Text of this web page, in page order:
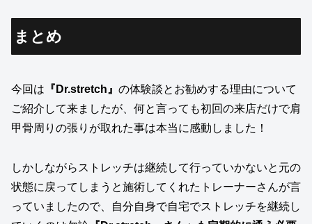
まとめ
今回は 『Dr.stretch』 の体験談とお勧めする理由について
ご紹介して来ましたが、何と言っても初回の来店だけで肩
甲骨周りの張りが取れた事は本当に感動しました！
しかしながらストレッチは継続して行っていかないと元の
状態に戻ってしまうと施術してくれたトレーナーさんが言
っていましたので、自分自身で自宅でストレッチを継続し